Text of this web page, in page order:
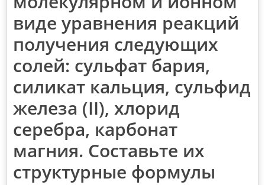
виде уравнения реакций
получения следующих
солей: сульфат бария,
силикат кальция, сульфид
железа (II), хлорид
серебра, карбонат
магния. Составьте их
структурные формулы